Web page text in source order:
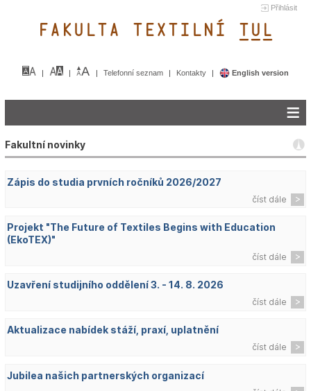
Přihlásit
FAKULTA TEXTILNÍ TUL&
Telefonní seznam Kontakty English version
Fakultní novinky
Zápis do studia prvních ročníků 2026/2027
číst dále
Projekt "The Future of Textiles Begins with Education
(EkoTEX)"
číst dále
Uzavření studijního oddělení 3. - 14. 8. 2026
číst dále
Aktualizace nabídek stáží, praxí, uplatnění
číst dále
Jubilea našich partnerských organizací